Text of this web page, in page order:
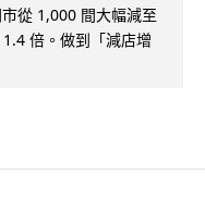
從 1,000 間大幅減至
倍。做到「減店增